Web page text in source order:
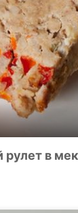
в